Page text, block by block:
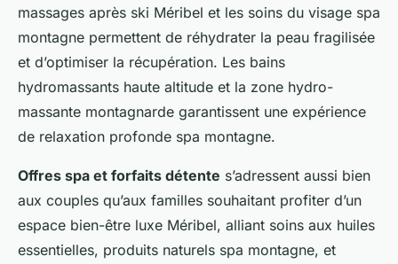
massages après ski Méribel et les soins du visage spa
montagne permettent de réhydrater la peau fragilisée
et d’optimiser la récupération. Les bains
hydromassants haute altitude et la zone hydro-
massante montagnarde garantissent une expérience
de relaxation profonde spa montagne.
Offres spa et forfaits détente s’adressent aussi bien
aux couples qu’aux familles souhaitant profiter d’un
espace bien-être luxe Méribel, alliant soins aux huiles
essentielles, produits naturels spa montagne, et